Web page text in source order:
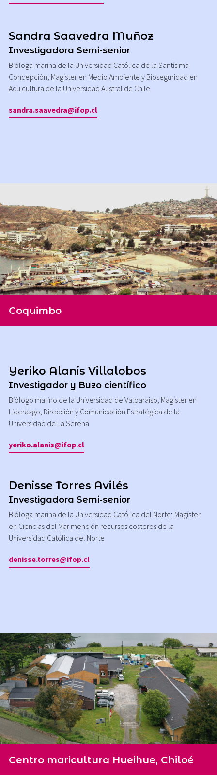
Sandra Saavedra Muñoz
Investigadora Semi-senior
Bióloga marina de la Universidad Católica de la Santísima
Concepción; Magíster en Medio Ambiente y Bioseguridad en
Acuicultura de la Universidad Austral de Chile
sandra.saavedra@ifop.cl
Coquimbo
Yeriko Alanis Villalobos
Investigador y Buzo científico
Biólogo marino de la Universidad de Valparaíso; Magíster en
Liderazgo, Dirección y Comunicación Estratégica de la
Universidad de La Serena
yeriko.alanis@ifop.cl
Denisse Torres Avilés
Investigadora Semi-senior
Bióloga marina de la Universidad Católica del Norte; Magíster
en Ciencias del Mar mención recursos costeros de la
Universidad Católica del Norte
denisse.torres@ifop.cl
Centro maricultura Hueihue, Chiloé